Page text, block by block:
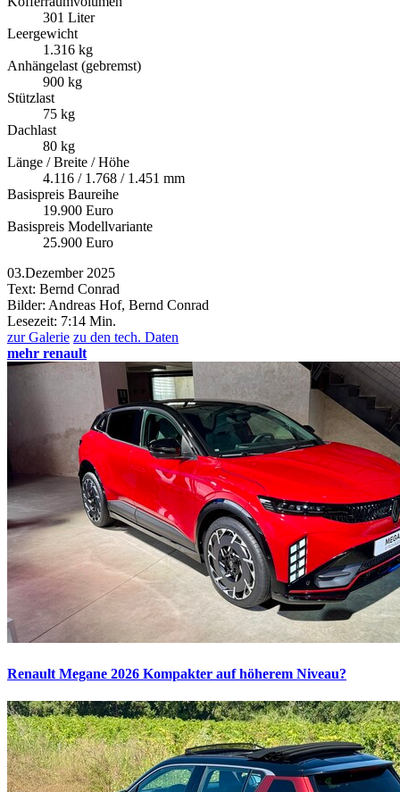
301 Liter
Leergewicht
1.316 kg
Anhängelast (gebremst)
900 kg
Stützlast
75 kg
Dachlast
80 kg
Länge / Breite / Höhe
4.116 / 1.768 / 1.451 mm
Basispreis Baureihe
19.900 Euro
Basispreis Modellvariante
25.900 Euro
03.Dezember 2025
Text: Bernd Conrad
Bilder: Andreas Hof, Bernd Conrad
Lesezeit: 7:14 Min.
zur Galerie zu den tech. Daten
mehr renault
Renault Megane 2026 Kompakter auf höherem Niveau?